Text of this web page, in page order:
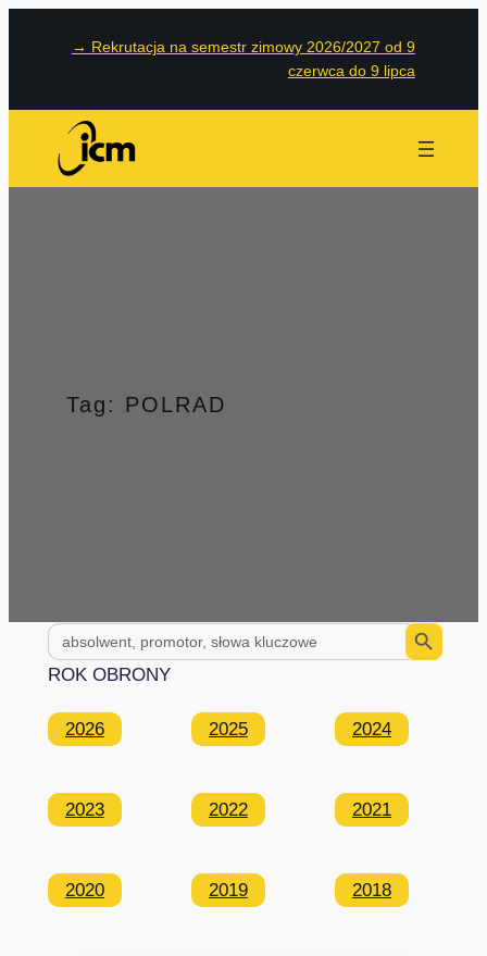
→ Rekrutacja na semestr zimowy 2026/2027 od 9
czerwca do 9 lipca
Tag: POLRAD
Search
for:
Search Button
ROK OBRONY
2026 2025 2024
2023 2022 2021
2020 2019 2018